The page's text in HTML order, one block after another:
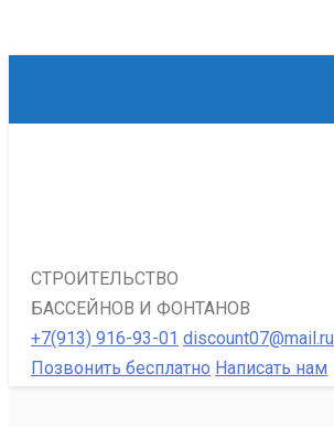
СТРОИТЕЛЬСТВО
БАССЕЙНОВ И ФОНТАНОВ
+7(913) 916-93-01 discount07@mail.ru
Позвонить бесплатно Написать нам